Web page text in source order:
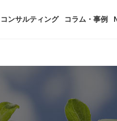
コンサルティング コラム・事例
自治体に関する調査研究・